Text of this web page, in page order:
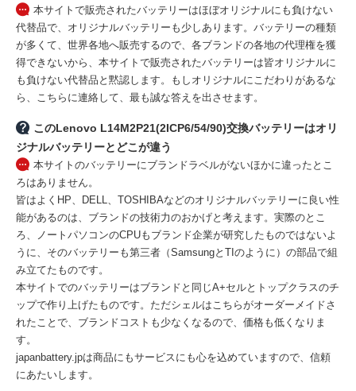
本サイトで販売されたバッテリーはほぼオリジナルにも負けない
代替品で、オリジナルバッテリーも少しあります。バッテリーの種類
が多くて、世界各地へ販売するので、各ブランドの各地の代理権を獲
得できないから、本サイトで販売されたバッテリーは皆オリジナルに
も負けない代替品と黙認します。もしオリジナルにこだわりがあるな
ら、こちらに連絡して、最も誠な答えを出させます。
このLenovo L14M2P21(2ICP6/54/90)交換バッテリーはオリ
ジナルバッテリーとどこが違う
本サイトのバッテリーにブランドラベルがないほかに違ったとこ
ろはありません。
皆はよくHP、DELL、TOSHIBAなどのオリジナルバッテリーに良い性
能があるのは、ブランドの技術力のおかげと考えます。実際のとこ
ろ、ノートパソコンのCPUもブランド企業が研究したものではないよ
うに、そのバッテリーも第三者（SamsungとTIのように）の部品で組
み立てたものです。
本サイトでのバッテリーはブランドと同じA+セルとトップクラスのチ
ップで作り上げたものです。ただシェルはこちらがオーダーメイドさ
れたことで、ブランドコストも少なくなるので、価格も低くなりま
す。
japanbattery.jpは商品にもサービスにも心を込めていますので、信頼
にあたいします。